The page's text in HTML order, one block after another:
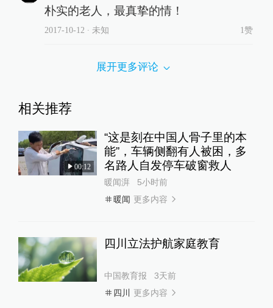
朴实的老人，最真挚的情！
2017-10-12 ∙ 未知 1赞
展开更多评论
相关推荐
00:12
“这是刻在中国人骨子里的本
能”，车辆侧翻有人被困，多
名路人自发停车破窗救人
暖闻湃
5小时前
暖闻 更多内容
四川立法护航家庭教育
中国教育报
3天前
四川
更多内容